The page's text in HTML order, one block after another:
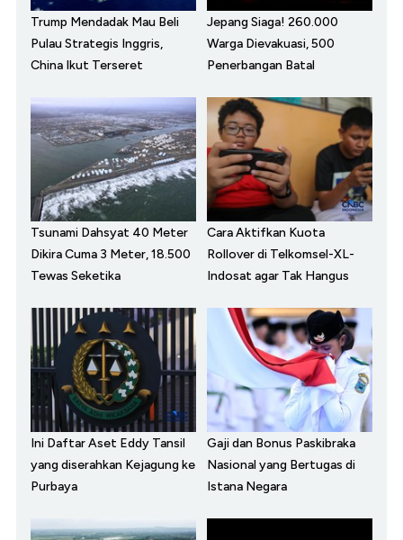
Trump Mendadak Mau Beli
Pulau Strategis Inggris,
China Ikut Terseret
Jepang Siaga! 260.000
Warga Dievakuasi, 500
Penerbangan Batal
Tsunami Dahsyat 40 Meter
Dikira Cuma 3 Meter, 18.500
Tewas Seketika
Cara Aktifkan Kuota
Rollover di Telkomsel-XL-
Indosat agar Tak Hangus
Ini Daftar Aset Eddy Tansil
yang diserahkan Kejagung ke
Purbaya
Gaji dan Bonus Paskibraka
Nasional yang Bertugas di
Istana Negara